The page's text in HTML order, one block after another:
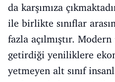
da karşımıza
ile birlikte sınıflar
fazla açılmıştır.
getirdiği yeniliklere
yetmeyen alt sınıf